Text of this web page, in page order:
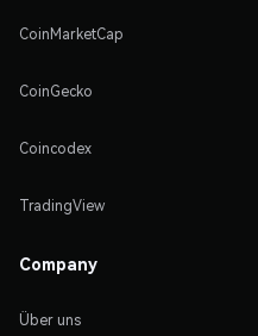
CoinMarketCap
CoinGecko
Coincodex
TradingView
Company
Über uns